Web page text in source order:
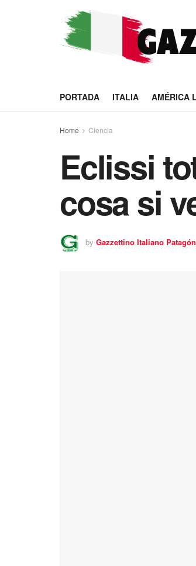
PORTADA ITALIA AMÉRICA
Home Ciencia
Eclissi
cosa si
by Gazzettino Italiano